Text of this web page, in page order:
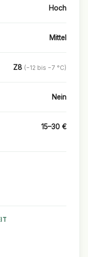
Hoch
Mittel
Z8 (−12 bis −7 °C)
Nein
15–30 €